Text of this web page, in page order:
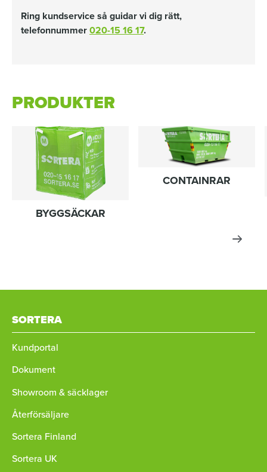
Ring kundservice så guidar vi dig rätt,
telefonnummer020-15 16 17.
PRODUKTER
BYGGSÄCKAR
CONTAINRAR
SORTERA
Kundportal
Dokument
Showroom & säcklager
Återförsäljare
Sortera Finland
Sortera UK